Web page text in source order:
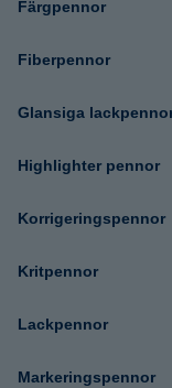
Färgpennor
Fiberpennor
Glansiga
Highlighter pennor
Korrigeringspennor
Kritpennor
Lackpennor
Markeringspennor